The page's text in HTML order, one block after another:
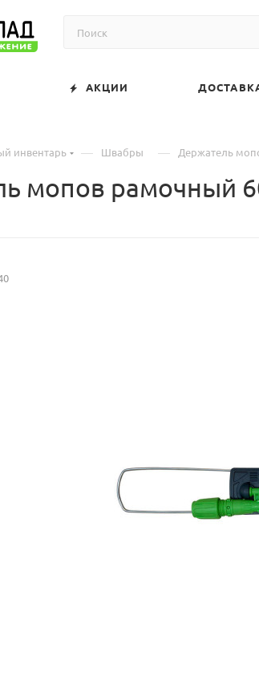
АКЦИИ
инвентарь — Швабры — Держатель
мопов рамочный